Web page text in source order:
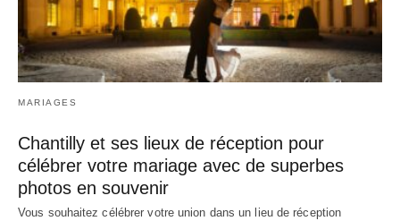
MARIAGES
Chantilly et ses lieux de réception pour
célébrer votre mariage avec de superbes
photos en souvenir
Vous souhaitez célébrer votre union dans un lieu de réception